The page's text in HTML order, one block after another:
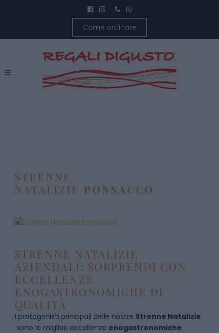
Come ordinare
STRENNE
NATALIZIE PONSACCO
STRENNE NATALIZIE
AZIENDALI: SORPRENDI CON
ECCELLENZE
ENOGASTRONOMICHE DI
QUALITÀ
I protagonisti principali delle nostre Strenne Natalizie
sono le migliori eccellenze enogastronomiche